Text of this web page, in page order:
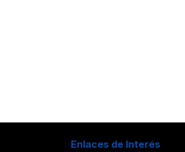
Enlaces de Interés